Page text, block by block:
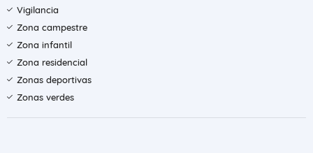
Vigilancia
Zona campestre
Zona infantil
Zona residencial
Zonas deportivas
Zonas verdes